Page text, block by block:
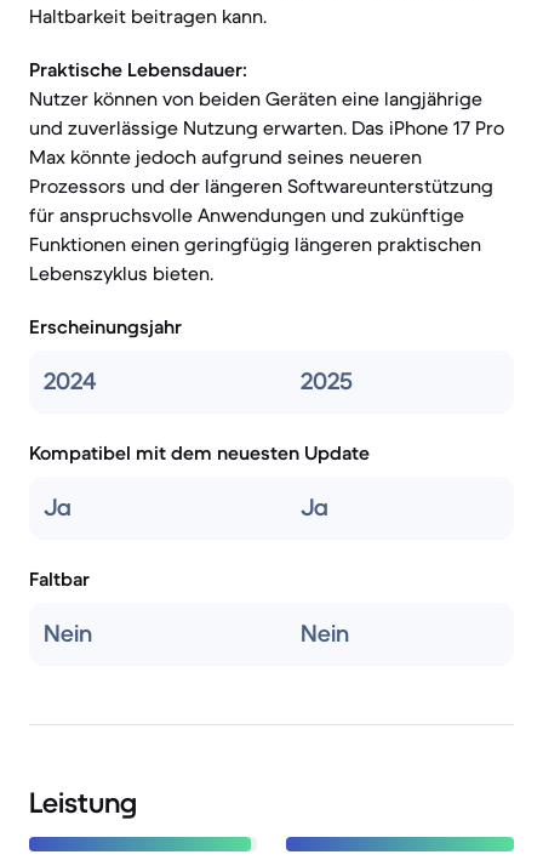
Haltbarkeit beitragen kann.
Praktische Lebensdauer:
Nutzer können von beiden Geräten eine langjährige
und zuverlässige Nutzung erwarten. Das iPhone 17 Pro
Max könnte jedoch aufgrund seines neueren
Prozessors und der längeren Softwareunterstützung
für anspruchsvolle Anwendungen und zukünftige
Funktionen einen geringfügig längeren praktischen
Lebenszyklus bieten.
Erscheinungsjahr
2024 2025
Kompatibel mit dem neuesten Update
Ja Ja
Faltbar
Nein Nein
Leistung